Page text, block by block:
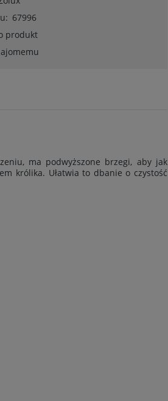
67996
produkt
ma podwyższone brzegi, aby jak
królika. Ułatwia to dbanie o czystość